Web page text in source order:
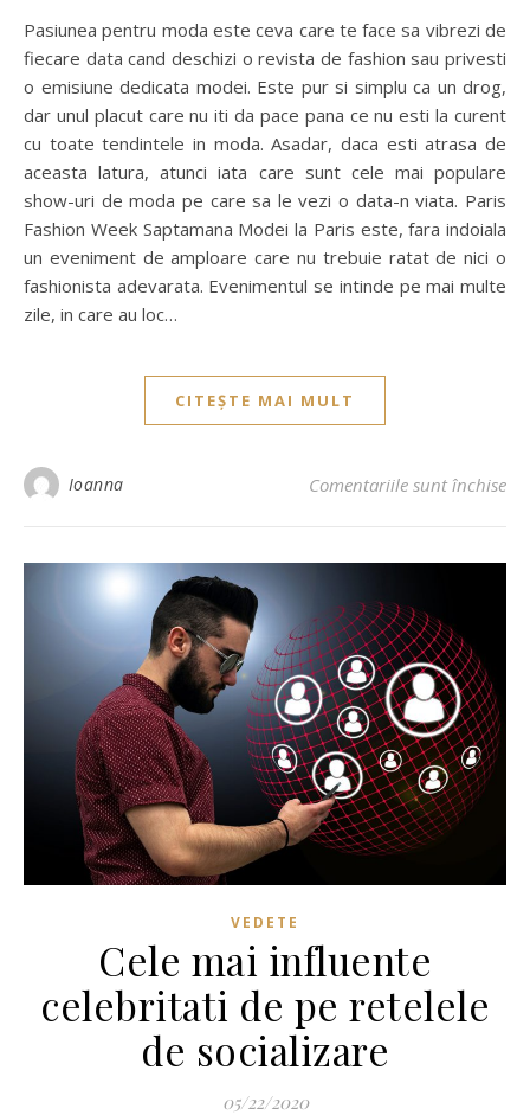
Pasiunea pentru moda este ceva care te face sa vibrezi de
fiecare data cand deschizi o revista de fashion sau privesti
o emisiune dedicata modei. Este pur si simplu ca un drog,
dar unul placut care nu iti da pace pana ce nu esti la curent
cu toate tendintele in moda. Asadar, daca esti atrasa de
aceasta latura, atunci iata care sunt cele mai populare
show-uri de moda pe care sa le vezi o data-n viata. Paris
Fashion Week Saptamana Modei la Paris este, fara indoiala
un eveniment de amploare care nu trebuie ratat de nici o
fashionista adevarata. Evenimentul se intinde pe mai multe
zile, in care au loc…
CITEȘTE MAI MULT
Ioanna Comentariile sunt închise
VEDETE
Cele mai influente
celebritati de pe retelele
de socializare
05/22/2020